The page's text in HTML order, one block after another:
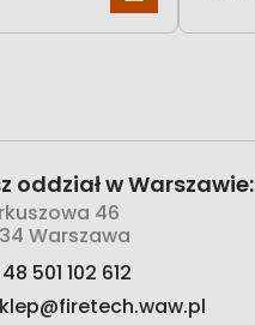
oddział w Warszawie:
46
Warszawa
501 102 612